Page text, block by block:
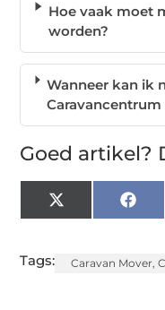
Hoe vaak moet
worden?
Wanneer kan ik
Caravancentrum
Goed artikel?
X
(Twitter)
Tags: Caravan Mover,